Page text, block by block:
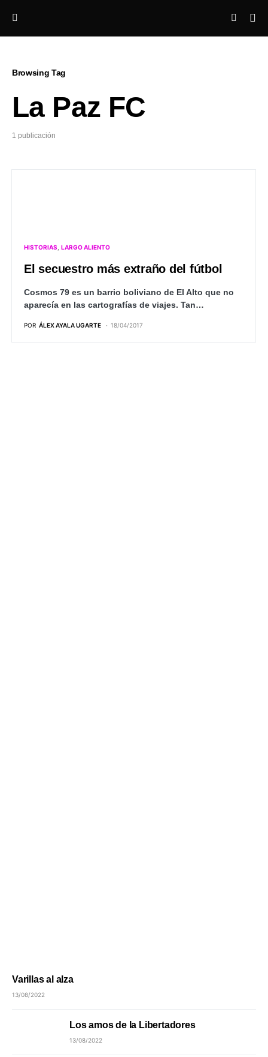
Browsing Tag
La Paz FC
1 publicación
HISTORIAS LARGO ALIENTO
El secuestro más extraño del fútbol
Cosmos 79 es un barrio boliviano de El Alto que no
aparecía en las cartografías de viajes. Tan…
POR ÁLEX AYALA UGARTE 18/04/2017
Varillas al alza
13/08/2022
Los amos de la Libertadores
13/08/2022